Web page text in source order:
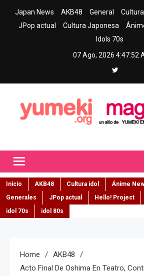
Japan News AKB48 General Cultura
JPop actual
Cultura Japonesa
Idols 70s
07 Ago, 2026 4:47:53
Inicio AKB48 Cultura idol Ánime
Generales
JPop actual Hello! Project
idol 70s
idol 80s
Home
AKB48
Acto Final De Oshima En Teatro,